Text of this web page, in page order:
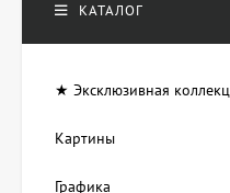
КАТАЛОГ
★ Эксклюзивная
Картины
Графика